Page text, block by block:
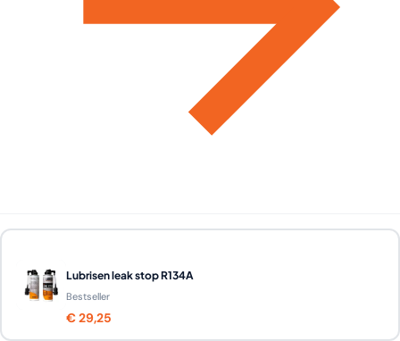
Lubrisen leak stop R134A
Bestseller
€ 29,25